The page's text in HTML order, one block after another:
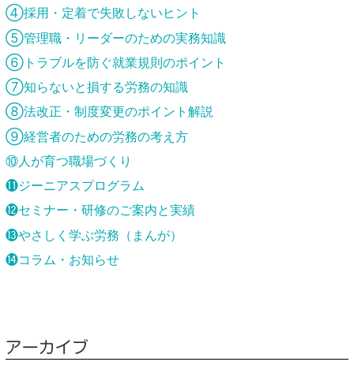
④採用・定着で失敗しないヒント
⑤管理職・リーダーのための実務知識
⑥トラブルを防ぐ就業規則のポイント
⑦知らないと損する労務の知識
⑧法改正・制度変更のポイント解説
⑨経営者のための労務の考え方
⑩人が育つ職場づくり
⓫ジーニアスプログラム
⓬セミナー・研修のご案内と実績
⓭やさしく学ぶ労務（まんが）
⓮コラム・お知らせ
アーカイブ